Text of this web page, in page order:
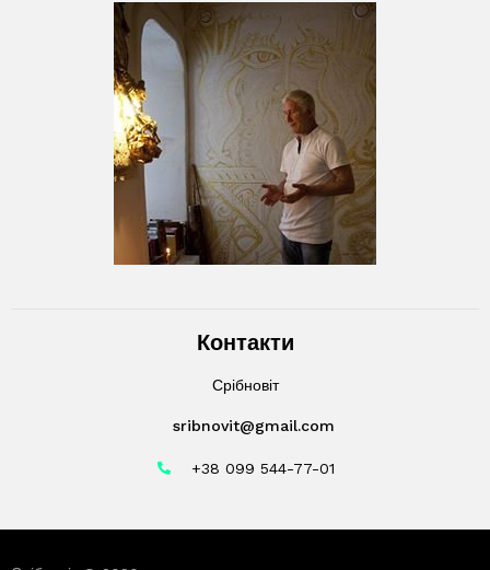
Контакти
Срібновіт
sribnovit@gmail.com
+38 099 544-77-01